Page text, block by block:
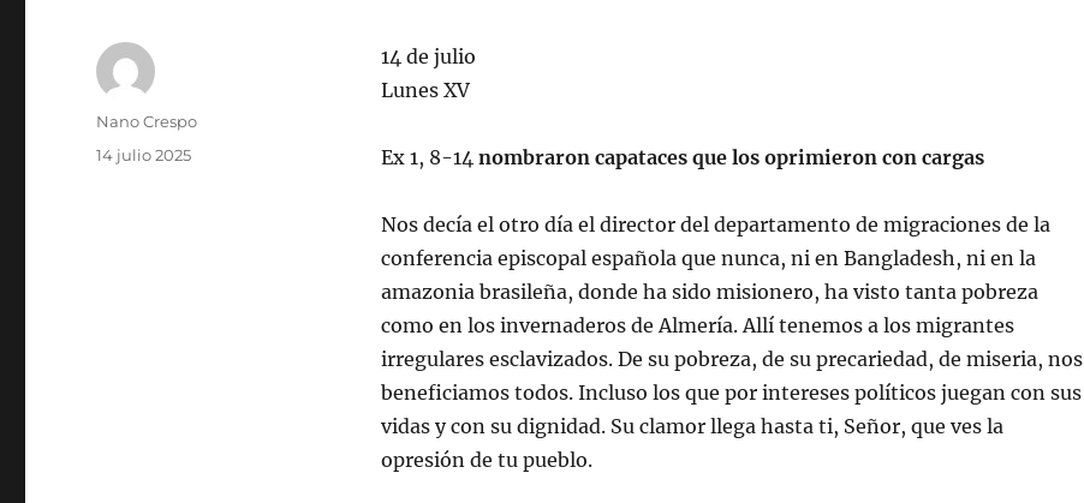
14 de julio
Lunes XV
Ex 1, 8-14 nombraron capataces que los oprimieron con cargas
Nos decía el otro día el director del departamento de migraciones de la
conferencia episcopal española que nunca, ni en Bangladesh, ni en la
amazonia brasileña, donde ha sido misionero, ha visto tanta pobreza
como en los invernaderos de Almería. Allí tenemos a los migrantes
irregulares esclavizados. De su pobreza, de su precariedad, de miseria, nos
beneficiamos todos. Incluso los que por intereses políticos juegan con sus
vidas y con su dignidad. Su clamor llega hasta ti, Señor, que ves la
opresión de tu pueblo.
Autor
Nano Crespo
Publicado
14 julio 2025